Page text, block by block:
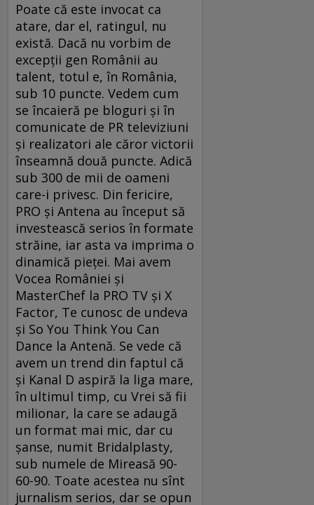
Poate că este invocat ca
atare, dar el, ratingul, nu
există. Dacă nu vorbim de
excepţii gen Românii au
talent, totul e, în România,
sub 10 puncte. Vedem cum
se încaieră pe bloguri şi în
comunicate de PR televiziuni
şi realizatori ale căror victorii
înseamnă două puncte. Adică
sub 300 de mii de oameni
care-i privesc. Din fericire,
PRO şi Antena au început să
investească serios în formate
străine, iar asta va imprima o
dinamică pieţei. Mai avem
Vocea României şi
MasterChef la PRO TV şi X
Factor, Te cunosc de undeva
şi So You Think You Can
Dance la Antenă. Se vede că
avem un trend din faptul că
şi Kanal D aspiră la liga mare,
în ultimul timp, cu Vrei să fii
milionar, la care se adaugă
un format mai mic, dar cu
şanse, numit Bridalplasty,
sub numele de Mireasă 90-
60-90. Toate acestea nu sînt
jurnalism serios, dar se opun